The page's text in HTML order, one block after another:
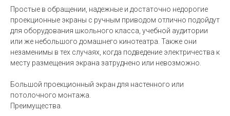
Простые в обращении, надежные и достаточно недорогие
проекционные экраны с ручным приводом отлично подойдут
для оборудования школьного класса, учебной аудитории
или же небольшого домашнего кинотеатра. Также они
незаменимы в тех случаях, когда подведение электричества к
месту размещения экрана затруднено или невозможно.
Большой проекционный экран для настенного или
потолочного монтажа.
Преимущества.